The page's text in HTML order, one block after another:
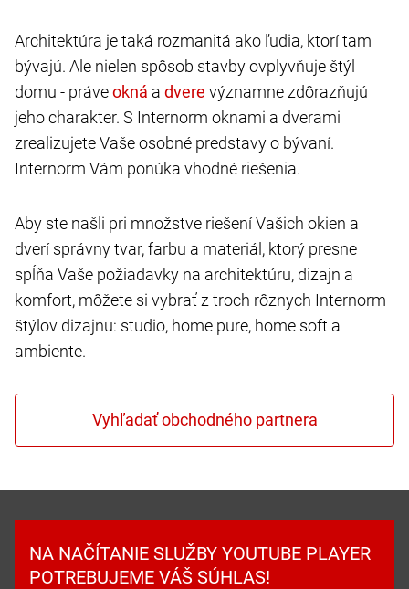
Architektúra je taká rozmanitá ako ľudia, ktorí tam
bývajú. Ale nielen spôsob stavby ovplyvňuje štýl
domu - práve
a
významne zdôrazňujú
jeho charakter. S Internorm oknami a dverami
zrealizujete Vaše osobné predstavy o bývaní.
Internorm Vám ponúka vhodné riešenia.
Aby ste našli pri množstve riešení Vašich okien a
dverí správny tvar, farbu a materiál, ktorý presne
spĺňa Vaše požiadavky na architektúru, dizajn a
komfort, môžete si vybrať z troch rôznych Internorm
štýlov dizajnu: studio, home pure, home soft a
ambiente.
NA NAČÍTANIE SLUŽBY YOUTUBE PLAYER
POTREBUJEME VÁŠ SÚHLAS!